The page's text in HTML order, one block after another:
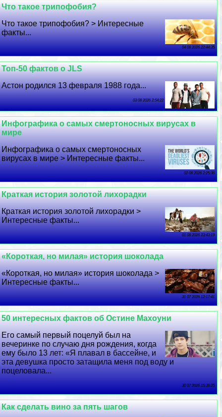
Что такое трипофобия?
Что такое трипофобия? > Интересные
факты...
04 08 2026 22:44:35
Топ-50 фактов о JLS
Астон родился 13 февраля 1988 года...
03 08 2026 2:54:22
Инфографика о самых cмepтоносных вирусах в
мире
Инфографика о самых cмepтоносных
вирусах в мире > Интересные факты...
02 08 2026 2:25:36
Краткая история золотой лихорадки
Краткая история золотой лихорадки >
Интересные факты...
01 08 2026 23:43:19
«Короткая, но милая» история шоколада
«Короткая, но милая» история шоколада >
Интересные факты...
31 07 2026 12:17:41
50 интересных фактов об Остине Махоуни
Его самый первый поцелуй был на
вечеринке по случаю дня рождения, когда
ему было 13 лет: «Я плавал в бассейне, и
эта дeвyшка просто затащила меня под воду и
поцеловала...
30 07 2026 15:39:25
Как сделать вино за пять шагов